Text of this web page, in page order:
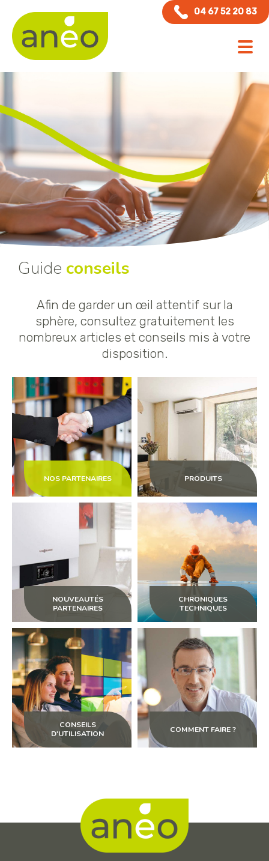
04 67 52 20 83
Guide conseils
Afin de garder un œil attentif sur la
sphère, consultez gratuitement les
nombreux articles et conseils mis à votre
disposition.
NOS PARTENAIRES PRODUITS
NOUVEAUTÉS
PARTENAIRES
CHRONIQUES
TECHNIQUES
CONSEILS
D'UTILISATION
COMMENT FAIRE ?